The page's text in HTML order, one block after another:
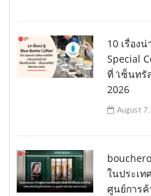
10 เรื่อง
Special
ที่ ‘เซ็นทรั
2026
August
ในประเ
ศูนย์การ